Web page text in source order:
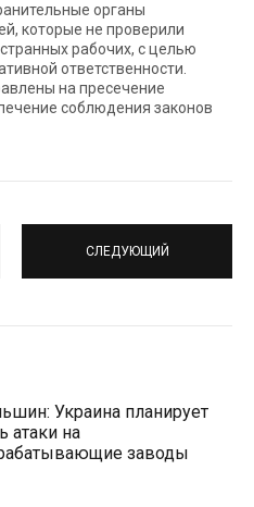
органы
которые не проверили
рабочих, с целью
ответственности.
на пресечение
соблюдения законов
СЛЕДУЮЩИЙ
Украина планирует
атаки на
заводы